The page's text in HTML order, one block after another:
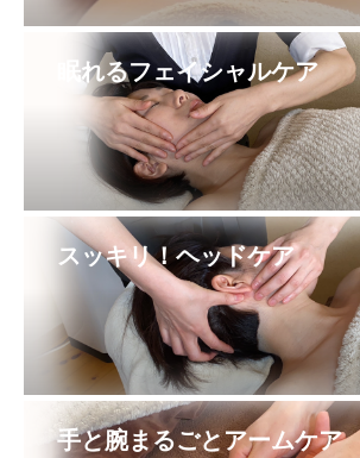
眠れるフェイシャルケア
スッキリ！ヘッドケア
手と腕まるごとアームケア